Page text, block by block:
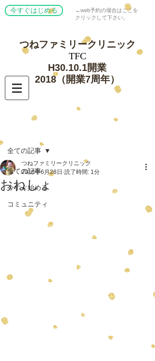
今すぐはじめる
←web予約の場合はここを
クリックして下さい。
つねファミリークリニック
​TFC
​H30.10.1開業
​2018（開業7周年）
全ての記事
今すぐ始める
コミュニティ
全ての記事
おねしょ
つねファミリークリニック
2018年6月28日 読了時間: 1分